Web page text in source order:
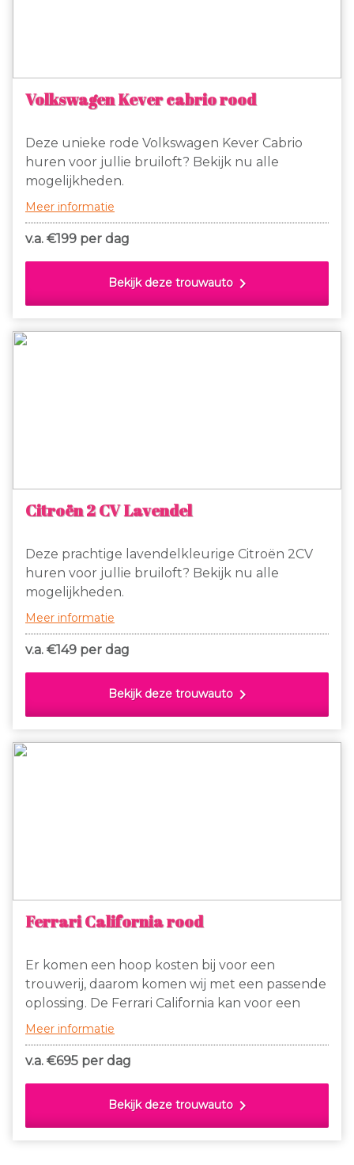
Volkswagen Kever cabrio rood
Deze unieke rode Volkswagen Kever Cabrio
huren voor jullie bruiloft? Bekijk nu alle
mogelijkheden.
Meer informatie
v.a. €199 per dag
Bekijk deze trouwauto chevron_right
Citroën 2 CV Lavendel
Deze prachtige lavendelkleurige Citroën 2CV
huren voor jullie bruiloft? Bekijk nu alle
mogelijkheden.
Meer informatie
v.a. €149 per dag
Bekijk deze trouwauto chevron_right
Ferrari California rood
Er komen een hoop kosten bij voor een
trouwerij, daarom komen wij met een passende
oplossing. De Ferrari California kan voor een
dagdeel gereserveerd worden voor slechts €
(exclusief BTW) per gereden kilometer. Bij ons
Meer informatie
v.a. €695 per dag
Bekijk deze trouwauto chevron_right